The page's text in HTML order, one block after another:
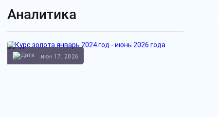
Аналитика
июн 17, 2026